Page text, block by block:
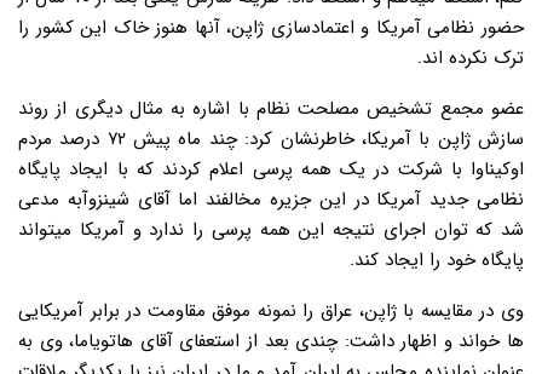
حضور نظامی آمریکا و اعتمادسازی ژاپن، آنها هنوز خاک این کشور را
ترک نکرده اند.
عضو مجمع تشخیص مصلحت نظام با اشاره به مثال دیگری از روند
سازش ژاپن با آمریکا، خاطرنشان کرد: چند ماه پیش ۷۲ درصد مردم
اوکیناوا با شرکت در یک همه پرسی اعلام کردند که با ایجاد پایگاه
نظامی جدید آمریکا در این جزیره مخالفند اما آقای شینزوآبه مدعی
شد که توان اجرای نتیجه این همه پرسی را ندارد و آمریکا میتواند
پایگاه خود را ایجاد کند.
وی در مقایسه با ژاپن، عراق را نمونه موفق مقاومت در برابر آمریکایی
ها خواند و اظهار داشت: چندی بعد از استعفای آقای هاتویاما، وی به